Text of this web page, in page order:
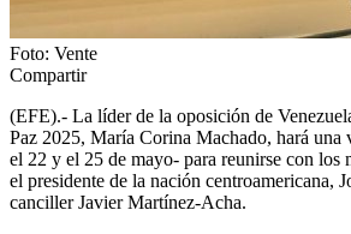
Foto: Vente
Compartir
(EFE).- La líder de la oposición de
Paz 2025, María Corina Machado, hará una
el 22 y el 25 de mayo- para reunirse con los
el presidente de la nación centroamericana,
canciller Javier Martínez-Acha.